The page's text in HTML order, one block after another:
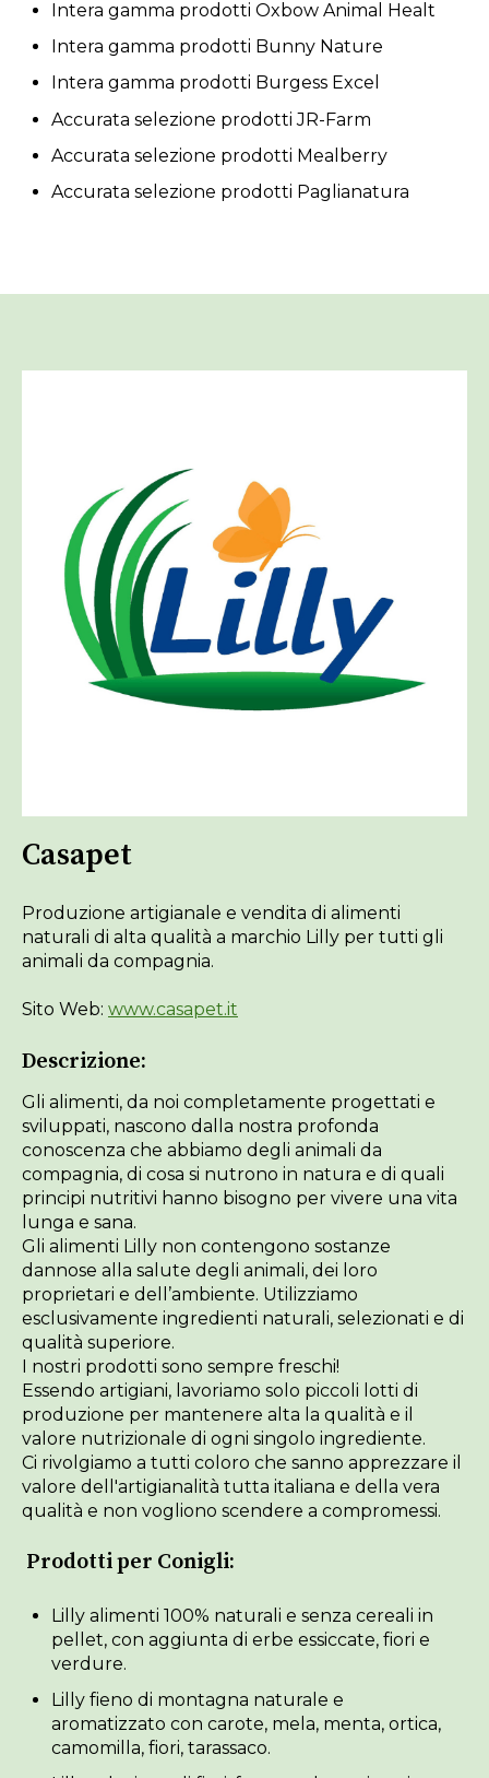
Intera gamma prodotti Oxbow Animal Healt
Intera gamma prodotti Bunny Nature
Intera gamma prodotti Burgess Excel
Accurata selezione prodotti JR-Farm
Accurata selezione prodotti Mealberry
Accurata selezione prodotti Paglianatura
Casapet
Produzione artigianale e vendita di alimenti
naturali di alta qualità a marchio Lilly per tutti gli
animali da compagnia.
Sito Web: www.casapet.it
Descrizione:
Gli alimenti, da noi completamente progettati e
sviluppati, nascono dalla nostra profonda
conoscenza che abbiamo degli animali da
compagnia, di cosa si nutrono in natura e di quali
principi nutritivi hanno bisogno per vivere una vita
lunga e sana.
Gli alimenti Lilly non contengono sostanze
dannose alla salute degli animali, dei loro
proprietari e dell’ambiente. Utilizziamo
esclusivamente ingredienti naturali, selezionati e di
qualità superiore.
I nostri prodotti sono sempre freschi!
Essendo artigiani, lavoriamo solo piccoli lotti di
produzione per mantenere alta la qualità e il
valore nutrizionale di ogni singolo ingrediente.
Ci rivolgiamo a tutti coloro che sanno apprezzare il
valore dell'artigianalità tutta italiana e della vera
qualità e non vogliono scendere a compromessi.
Prodotti per Conigli:
Lilly alimenti 100% naturali e senza cereali in
pellet, con aggiunta di erbe essiccate, fiori e
verdure.
Lilly fieno di montagna naturale e
aromatizzato con carote, mela, menta, ortica,
camomilla, fiori, tarassaco.